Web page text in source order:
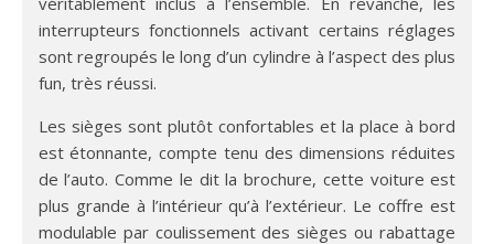
interrupteurs fonctionnels activant certains réglages
sont regroupés le long d’un cylindre à l’aspect des plus
fun, très réussi.
Les sièges sont plutôt confortables et la place à bord
est étonnante, compte tenu des dimensions réduites
de l’auto. Comme le dit la brochure, cette voiture est
plus grande à l’intérieur qu’à l’extérieur. Le coffre est
modulable par coulissement des sièges ou rabattage